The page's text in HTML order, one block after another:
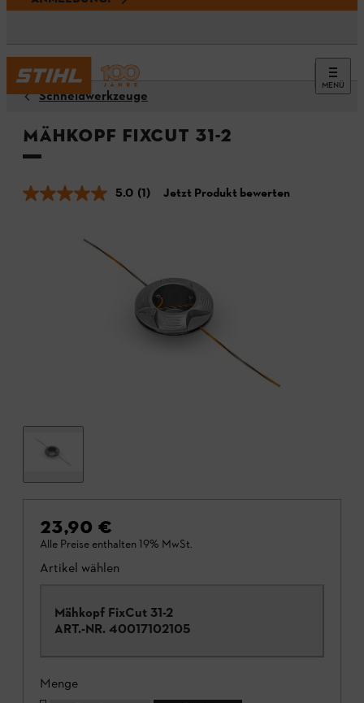
MENÜ
Schneidwerkzeuge
Mähkopf FixCut 31-2
5.0 (1) Jetzt Produkt bewerten
23,90 €
Alle Preise enthalten 19% MwSt.
Artikel wählen
Mähkopf FixCut 31-2
ART.-NR. 40017102105
Menge